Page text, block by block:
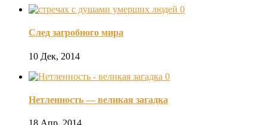
0
След загробного мира
10 Дек, 2014
0
Нетленность — великая загадка
18 Апр, 2014